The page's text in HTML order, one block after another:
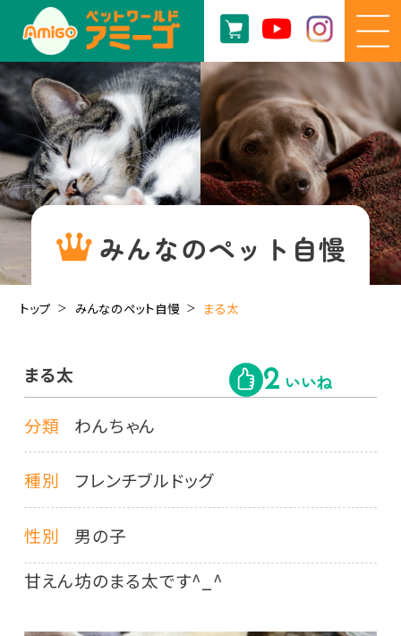
みんなのペット自慢
トップ みんなのペット自慢 まる太
まる太 2 いいね
分類 わんちゃん
種別 フレンチブルドッグ
性別
男の子
甘えん坊のまる太です^_^